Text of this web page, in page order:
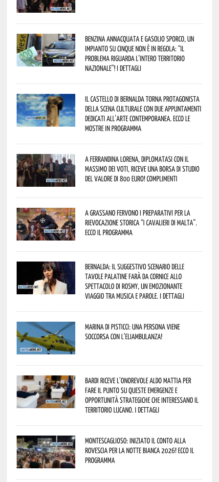
Benzina annacquata e gasolio sporco, un
impianto su cinque non è in regola: “il
problema riguarda l’intero territorio
Nazionale”! I dettagli
Il Castello di Bernalda torna protagonista
della scena culturale con due appuntamenti
dedicati all’arte contemporanea. Ecco le
mostre in programma
A Ferrandina Lorena, diplomatasi con il
massimo dei voti, riceve una borsa di studio
del valore di 800 euro! Complimenti
A Grassano fervono i preparativi per la
Rievocazione Storica “I CAVALIERI DI MALTA”.
Ecco il programma
Bernalda: il suggestivo scenario delle
Tavole Palatine farà da cornice allo
spettacolo di Rosmy, un emozionante
viaggio tra musica e parole. I dettagli
Marina di Pisticci: una persona viene
soccorsa con l’eliambulanza!
Bardi riceve l’onorevole Aldo Mattia per
fare il punto su queste emergenze e
opportunità strategiche che interessano il
territorio lucano. I dettagli
Montescaglioso: iniziato il conto alla
rovescia per la Notte Bianca 2026! Ecco il
programma